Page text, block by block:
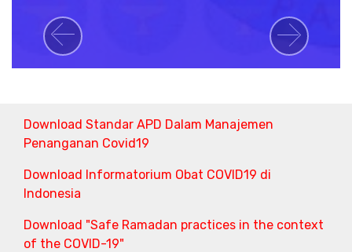
Previous Next
Download Standar APD Dalam Manajemen
Penanganan Covid19
Download Informatorium Obat COVID19 di
Indonesia
Download "Safe Ramadan practices in the context
of the COVID-19"